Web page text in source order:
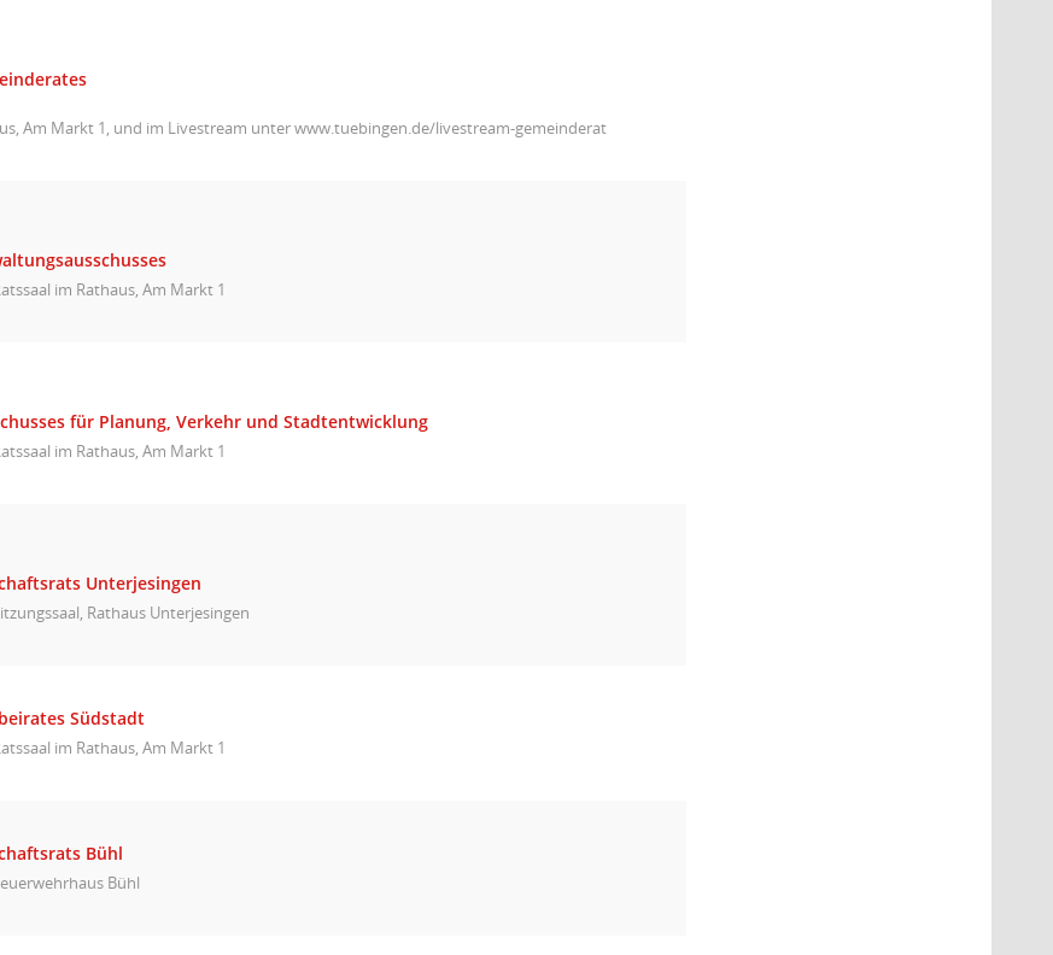
Am Markt 1, und im Livestream unter www.tuebingen.de/livestream-gemeinderat
im Rathaus, Am Markt 1
für Planung, Verkehr und Stadtentwicklung
im Rathaus, Am Markt 1
Unterjesingen
Rathaus Unterjesingen
Südstadt
im Rathaus, Am Markt 1
Bühl
Bühl